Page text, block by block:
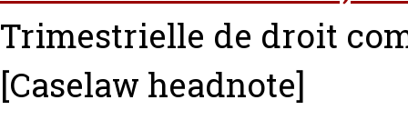
Trimestrielle de droit
[Caselaw headnote]